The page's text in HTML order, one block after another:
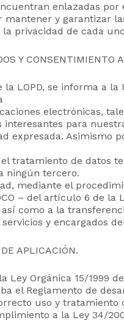
enlazadas por
y garantizar
privacidad de cada
Y CONSENTIMIENTO
LOPD, se informa a
electrónicas,
para
expresada. Asimismo
tratamiento de datos
ningún tercero.
mediante el
– del artículo 6 de
como a la
y encargados
APLICACIÓN.
Ley Orgánica 15/1999
el Reglamento de
uso y tratamiento
a la Ley 34/